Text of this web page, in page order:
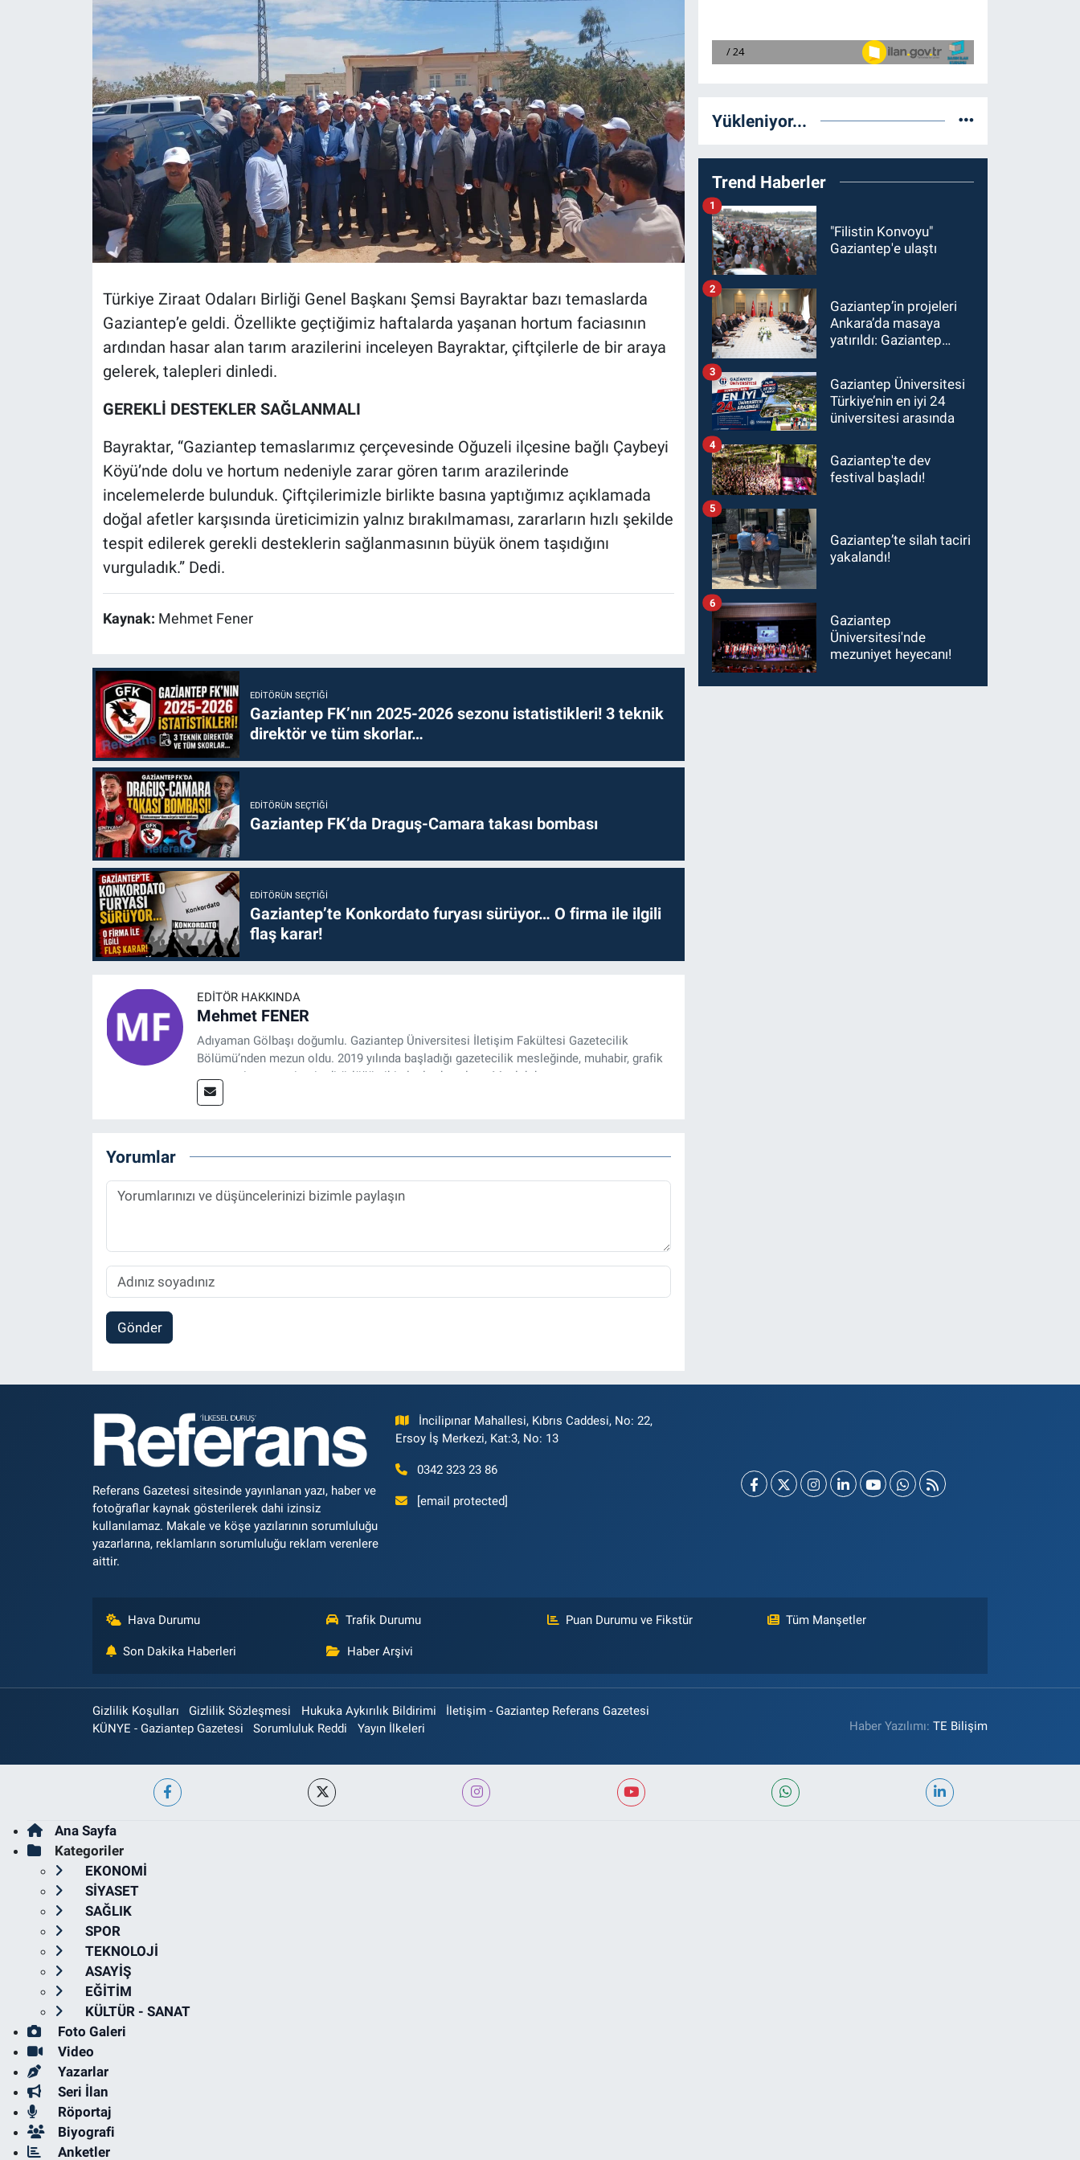
Türkiye Ziraat Odaları Birliği Genel Başkanı Şemsi Bayraktar bazı temaslarda
Gaziantep’e geldi. Özellikte geçtiğimiz haftalarda yaşanan hortum faciasının
ardından hasar alan tarım arazilerini inceleyen Bayraktar, çiftçilerle de bir araya
gelerek, talepleri dinledi.
GEREKLİ DESTEKLER SAĞLANMALI
Bayraktar, “Gaziantep temaslarımız çerçevesinde Oğuzeli ilçesine bağlı Çaybeyi
Köyü’nde dolu ve hortum nedeniyle zarar gören tarım arazilerinde
incelemelerde bulunduk. Çiftçilerimizle birlikte basına yaptığımız açıklamada
doğal afetler karşısında üreticimizin yalnız bırakılmaması, zararların hızlı şekilde
tespit edilerek gerekli desteklerin sağlanmasının büyük önem taşıdığını
vurguladık.” Dedi.
Kaynak: Mehmet Fener
EDITÖRÜN SEÇTIĞI
Gaziantep FK’nın 2025-2026 sezonu istatistikleri! 3 teknik
direktör ve tüm skorlar…
EDITÖRÜN SEÇTIĞI
Gaziantep FK’da Draguş-Camara takası bombası
EDITÖRÜN SEÇTIĞI
Gaziantep’te Konkordato furyası sürüyor… O firma ile ilgili
flaş karar!
EDITÖR HAKKINDA
Mehmet FENER
Adıyaman Gölbaşı doğumlu. Gaziantep Üniversitesi İletişim Fakültesi Gazetecilik
Bölümü’nden mezun oldu. 2019 yılında başladığı gazetecilik mesleğinde, muhabir, grafik
tasarım, internet sitesi editörlüğü gibi alanlarda çalıştı. Meslek hayatına
Referansgazetesi.com.tr’de yazı işleri müdürü ve “Güncel, Spor ve Teknolojiden Sorumlu
Yorumlar
Gönder
Yükleniyor...
Trend Haberler
"Filistin Konvoyu"
Gaziantep'e ulaştı
1
Gaziantep’in projeleri
Ankara’da masaya
yatırıldı: Gaziantep
Şimşek’e ziyaret!
2
Gaziantep Üniversitesi
Türkiye’nin en iyi 24
üniversitesi arasında
3
Gaziantep'te dev
festival başladı!
4
Gaziantep’te silah taciri
yakalandı!
5
Gaziantep
Üniversitesi'nde
mezuniyet heyecanı!
6
Referans Gazetesi sitesinde yayınlanan yazı, haber ve
fotoğraflar kaynak gösterilerek dahi izinsiz
kullanılamaz. Makale ve köşe yazılarının sorumluluğu
yazarlarına, reklamların sorumluluğu reklam verenlere
aittir.
İncilipınar Mahallesi, Kıbrıs Caddesi, No: 22,
Ersoy İş Merkezi, Kat:3, No: 13
0342 323 23 86
[email protected]
Hava Durumu Trafik Durumu Puan Durumu ve Fikstür Tüm Manşetler
Son Dakika Haberleri Haber Arşivi
Gizlilik Koşulları Gizlilik Sözleşmesi Hukuka Aykırılık Bildirimi
İletişim - Gaziantep Referans Gazetesi
KÜNYE - Gaziantep Gazetesi
Sorumluluk Reddi Yayın İlkeleri Haber Yazılımı:TE Bilişim
Ana Sayfa
Kategoriler
EKONOMİ
SİYASET
SAĞLIK
SPOR
TEKNOLOJİ
ASAYİŞ
EĞİTİM
KÜLTÜR - SANAT
Foto Galeri
Video
Yazarlar
Seri İlan
Röportaj
Biyografi
Anketler